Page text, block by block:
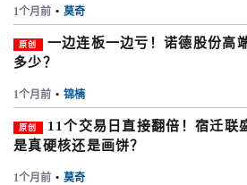
1个月前 • 莫奇
原创
一边连板一边亏！诺德股份高
多少？
1个月前 • 锦楠
原创
11个交易日直接翻倍！宿迁联
是真硬核还是画饼？
1个月前 • 莫奇